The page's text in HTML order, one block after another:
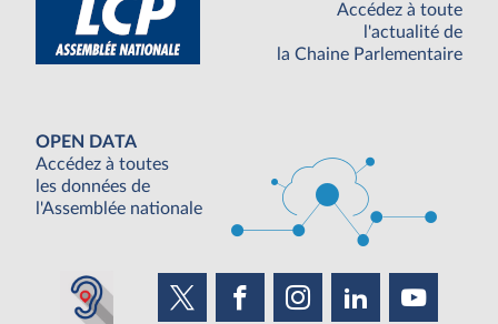
Accédez à toute
l'actualité de
la Chaine Parlementaire
OPEN DATA
Accédez à toutes
les données de
l'Assemblée nationale